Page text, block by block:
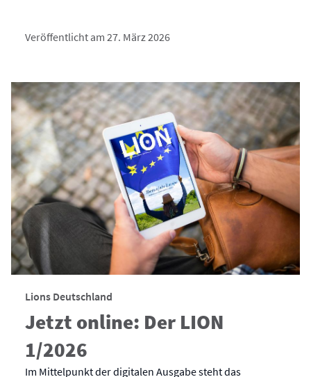
Veröffentlicht am 27. März 2026
Lions Deutschland
Jetzt online: Der LION
1/2026
Im Mittelpunkt der digitalen Ausgabe steht das